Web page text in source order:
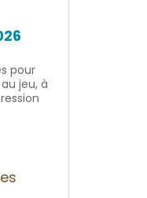
pour
jeu, à